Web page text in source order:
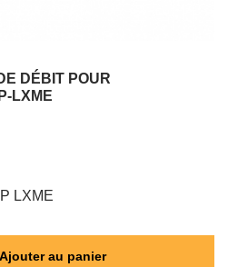
DÉBIT POUR
LXME
LXME
Ajouter au panier